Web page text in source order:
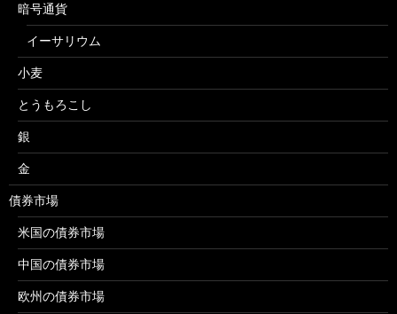
暗号通貨
イーサリウム
小麦
とうもろこし
銀
金
債券市場
米国の債券市場
中国の債券市場
欧州の債券市場